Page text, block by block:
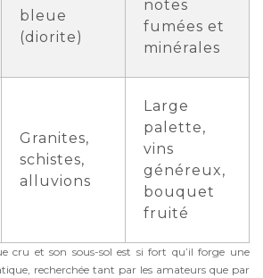
bleue
(diorite)
notes
fumées et
minérales
Granites,
schistes,
alluvions
Large
palette,
vins
généreux,
bouquet
fruité
cru et son sous-sol est si fort qu’il forge une
recherchée tant par les amateurs que par